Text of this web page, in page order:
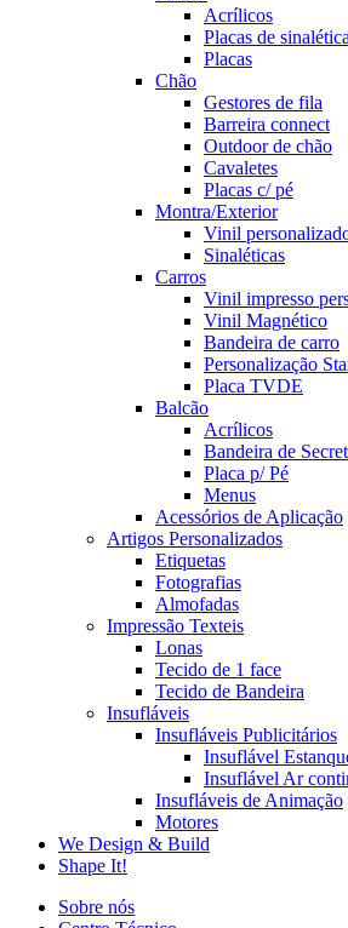
Acrílicos
Placas de sinalética
Placas
Chão
Gestores de fila
Barreira connect
Outdoor de chão
Cavaletes
Placas c/ pé
Montra/Exterior
Vinil
Sinaléticas
Carros
Vinil impresso
Vinil Magnético
Bandeira de carro
Personalização
Placa TVDE
Balcão
Acrílicos
Bandeira de
Placa p/ Pé
Menus
Acessórios de Aplicação
Artigos Personalizados
Etiquetas
Fotografias
Almofadas
Impressão Texteis
Lonas
Tecido de 1 face
Tecido de Bandeira
Insufláveis
Insufláveis Publicitários
Insuflável
Insuflável Ar
Insufláveis de Animação
Motores
We Design & Build
Shape It!
Sobre nós